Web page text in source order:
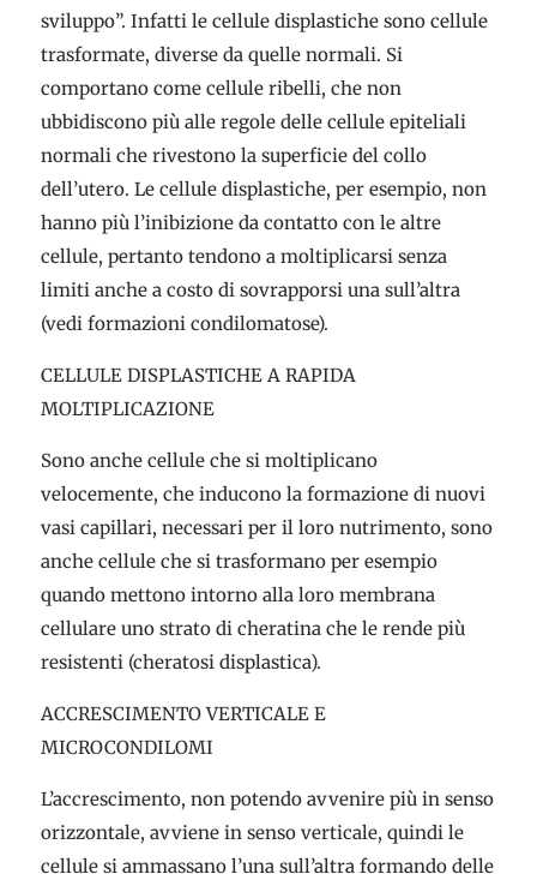
sviluppo”. Infatti le cellule displastiche sono cellule
trasformate, diverse da quelle normali. Si
comportano come cellule ribelli, che non
ubbidiscono più alle regole delle cellule epiteliali
normali che rivestono la superficie del collo
dell’utero. Le cellule displastiche, per esempio, non
hanno più l’inibizione da contatto con le altre
cellule, pertanto tendono a moltiplicarsi senza
limiti anche a costo di sovrapporsi una sull’altra
(vedi formazioni condilomatose).
CELLULE DISPLASTICHE A RAPIDA
MOLTIPLICAZIONE
Sono anche cellule che si moltiplicano
velocemente, che inducono la formazione di nuovi
vasi capillari, necessari per il loro nutrimento, sono
anche cellule che si trasformano per esempio
quando mettono intorno alla loro membrana
cellulare uno strato di cheratina che le rende più
resistenti (cheratosi displastica).
ACCRESCIMENTO VERTICALE E
MICROCONDILOMI
L’accrescimento, non potendo avvenire più in senso
orizzontale, avviene in senso verticale, quindi le
cellule si ammassano l’una sull’altra formando delle